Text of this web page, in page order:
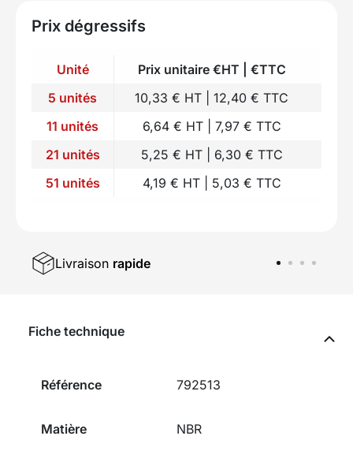
Prix dégressifs
Unité
Prix unitaire €HT | €TTC
5 unités
10,33 € HT | 12,40 € TTC
11 unités
6,64 € HT | 7,97 € TTC
21 unités
5,25 € HT | 6,30 € TTC
51 unités
4,19 € HT | 5,03 € TTC
Livraison rapide
Fiche technique
Référence 792513
Matière NBR